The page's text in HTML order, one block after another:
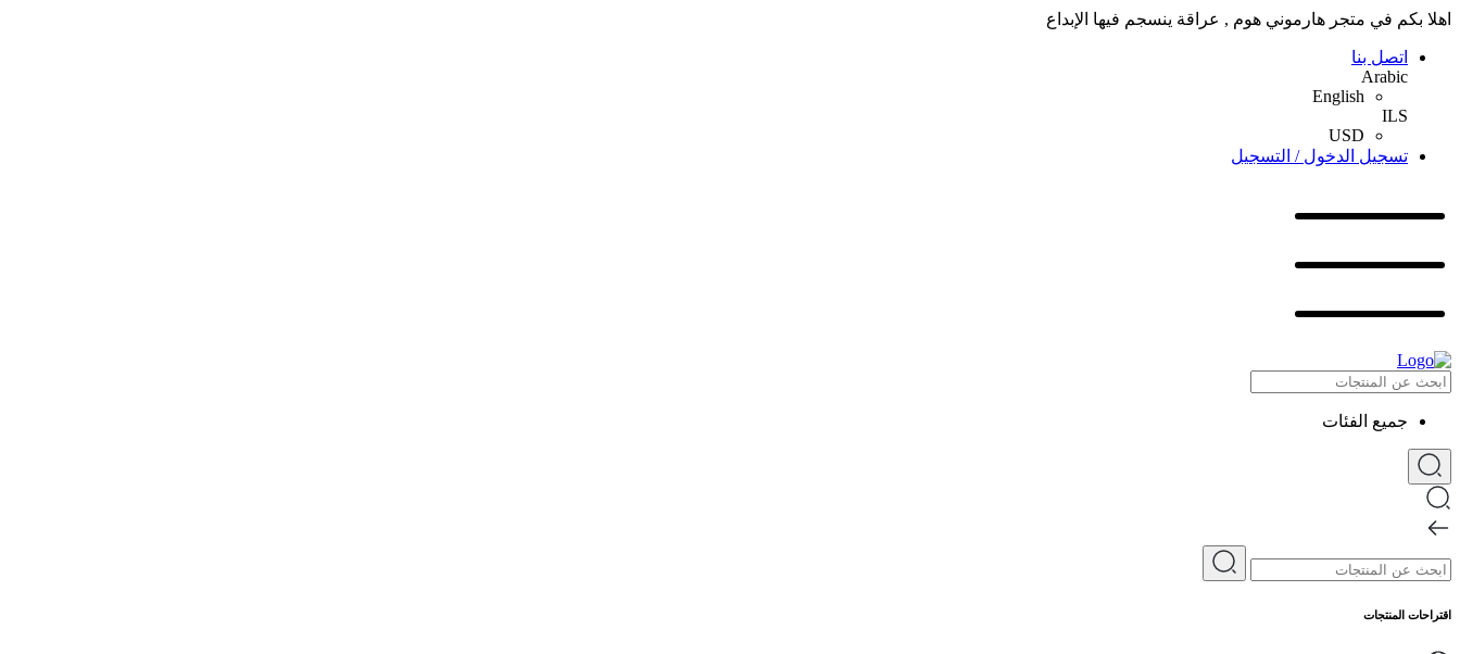
اهلا بكم في متجر هارموني هوم , عراقة ينسجم فيها الإبداع
اتصل بنا
Arabic
English
ILS
USD
تسجيل الدخول / التسجيل
جميع الفئات
اقتراحات المنتجات